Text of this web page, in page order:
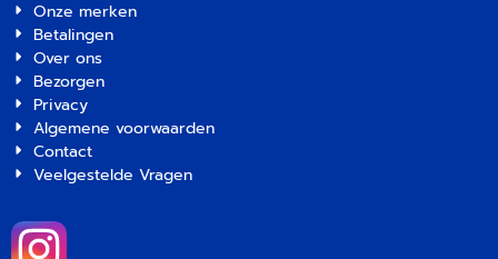
Onze merken
Betalingen
Over ons
Bezorgen
Privacy
Algemene voorwaarden
Contact
Veelgestelde Vragen